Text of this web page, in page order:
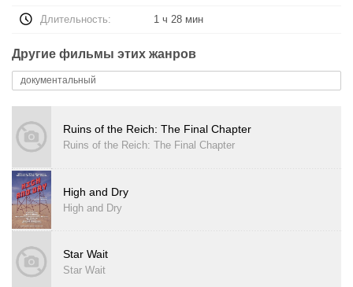
Длительность: 1 ч 28 мин
Другие фильмы этих жанров
документальный
Ruins of the Reich: The Final Chapter
Ruins of the Reich: The Final Chapter
High and Dry
High and Dry
Star Wait
Star Wait